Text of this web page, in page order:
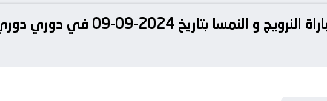
تفاصيل وموعد مباراة النرويج و